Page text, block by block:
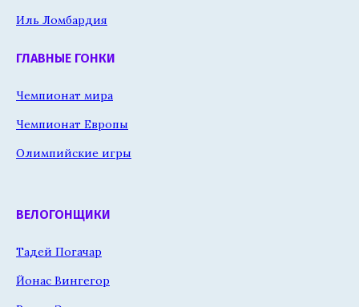
Иль Ломбардия
ГЛАВНЫЕ ГОНКИ
Чемпионат мира
Чемпионат Европы
Олимпийские игры
ВЕЛОГОНЩИКИ
Тадей Погачар
Йонас Вингегор